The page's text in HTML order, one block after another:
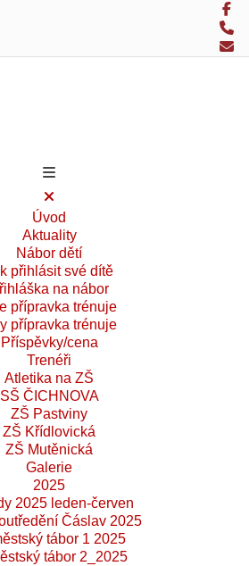
Úvod
Aktuality
Nábor dětí
přihlásit své dítě
na nábor
přípravka trénuje
přípravka trénuje
Příspěvky/cena
Trenéři
Atletika na ZŠ
SŠ ČICHNOVA
ZŠ Pastviny
ZŠ Křídlovická
ZŠ Mutěnická
Galerie
2025
2025 leden-červen
Čáslav 2025
tábor 1 2025
tábor 2_2025